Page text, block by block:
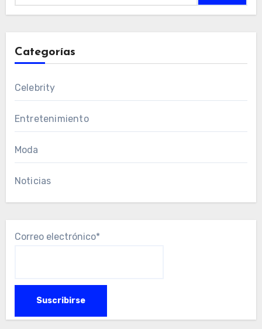
Categorías
Celebrity
Entretenimiento
Moda
Noticias
Correo electrónico*